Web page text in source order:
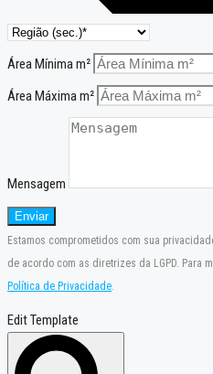
Área Mínima m²
Área Máxima m²
Mensagem
Enviar
Estamos comprometidos com sua
de acordo com as diretrizes da LGPD. Para
Política de Privacidade.
Edit Template